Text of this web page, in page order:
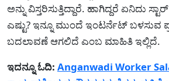
ಅನ್ನು ವಿಸ್ತರಿಸುತ್ತಿದ್ದಾರೆ. ಹಾಗಿದ್ದರೆ ಏನಿದು
ಎಷ್ಟು? ಇನ್ನೂ ಮುಂದೆ ಇಂಟರ್ನೆಟ್ ಬಳಸುವ
ಬದಲಾವಣೆ ಆಗಲಿದೆ ಎಂಬ ಮಾಹಿತಿ ಇಲ್ಲಿದೆ.
ಇದನ್ನೂ ಓದಿ: Anganwadi Worker